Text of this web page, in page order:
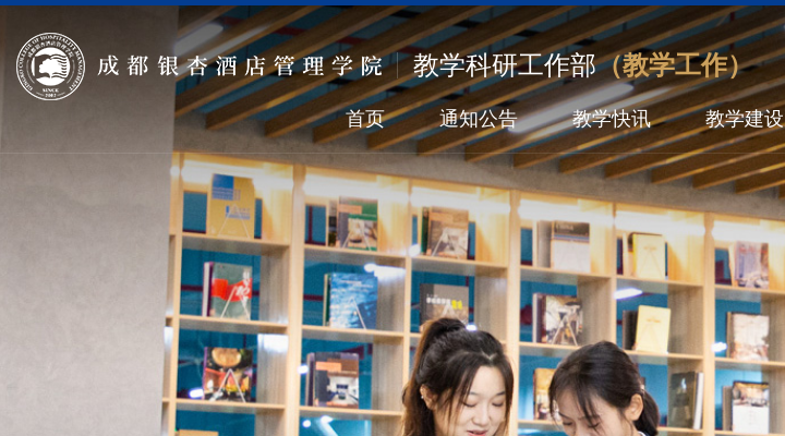
教学科研工作部（教学工作）
首页 通知公告 教学快讯 教学建设